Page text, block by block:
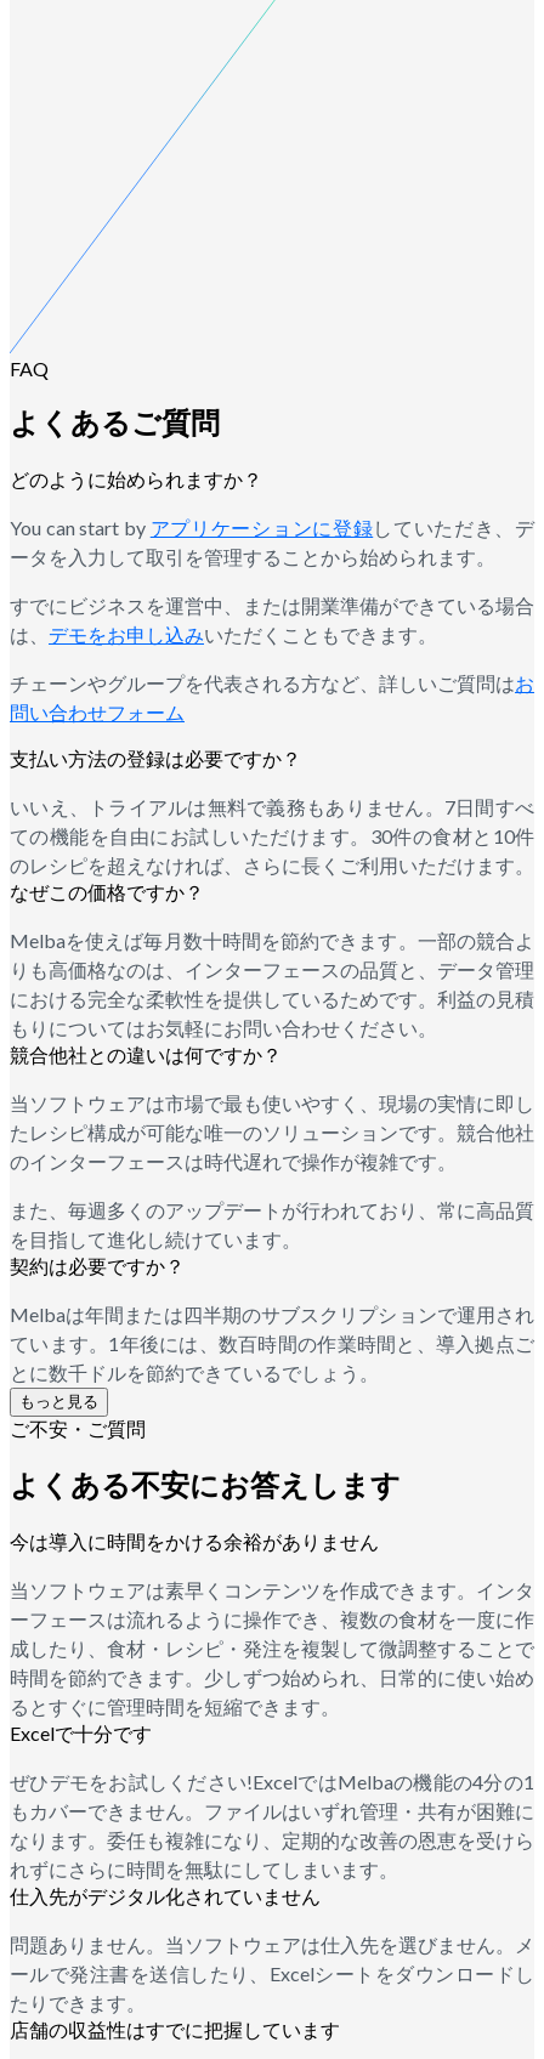
FAQ
よくあるご質問
どのように始められますか？
You can start by アプリケーションに登録していただき、デ
ータを入力して取引を管理することから始められます。
すでにビジネスを運営中、または開業準備ができている場合
は、 デモをお申し込みいただくこともできます。
チェーンやグループを代表される方など、詳しいご質問はお
問い合わせフォーム
支払い方法の登録は必要ですか？
いいえ、トライアルは無料で義務もありません。7日間すべ
ての機能を自由にお試しいただけます。30件の食材と10件
のレシピを超えなければ、さらに長くご利用いただけます。
なぜこの価格ですか？
Melbaを使えば毎月数十時間を節約できます。一部の競合よ
りも高価格なのは、インターフェースの品質と、データ管理
における完全な柔軟性を提供しているためです。利益の見積
もりについてはお気軽にお問い合わせください。
競合他社との違いは何ですか？
当ソフトウェアは市場で最も使いやすく、現場の実情に即し
たレシピ構成が可能な唯一のソリューションです。競合他社
のインターフェースは時代遅れで操作が複雑です。
また、毎週多くのアップデートが行われており、常に高品質
を目指して進化し続けています。
契約は必要ですか？
Melbaは年間または四半期のサブスクリプションで運用され
ています。1年後には、数百時間の作業時間と、導入拠点ご
とに数千ドルを節約できているでしょう。
もっと見る
ご不安・ご質問
よくある不安にお答えします
今は導入に時間をかける余裕がありません
当ソフトウェアは素早くコンテンツを作成できます。インタ
ーフェースは流れるように操作でき、複数の食材を一度に作
成したり、食材・レシピ・発注を複製して微調整することで
時間を節約できます。少しずつ始められ、日常的に使い始め
るとすぐに管理時間を短縮できます。
Excelで十分です
ぜひデモをお試しください!ExcelではMelbaの機能の4分の1
もカバーできません。ファイルはいずれ管理・共有が困難に
なります。委任も複雑になり、定期的な改善の恩恵を受けら
れずにさらに時間を無駄にしてしまいます。
仕入先がデジタル化されていません
問題ありません。当ソフトウェアは仕入先を選びません。メ
ールで発注書を送信したり、Excelシートをダウンロードし
たりできます。
店舗の収益性はすでに把握しています